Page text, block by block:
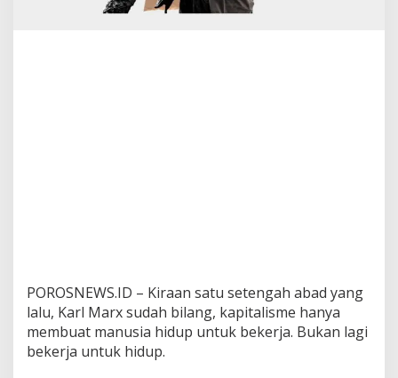
h
k
e
r
j
a
POROSNEWS.ID – Kiraan satu setengah abad yang
lalu, Karl Marx sudah bilang, kapitalisme hanya
membuat manusia hidup untuk bekerja. Bukan lagi
bekerja untuk hidup.